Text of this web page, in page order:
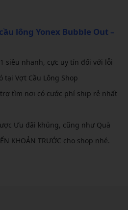
lông Yonex Bubble Out –
siêu nhanh, cực uy tín đối với lỗi
tại Vợt Cầu Lông Shop
tìm nơi có cước phí ship rẻ nhất
Ưu đãi khủng, cũng như Quà
KHOẢN TRƯỚC cho shop nhé.